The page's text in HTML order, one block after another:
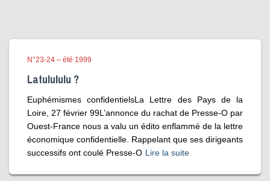
N°23-24 – été 1999
Latulululu ?
Euphémismes confidentielsLa Lettre des Pays de la
Loire, 27 février 99L’annonce du rachat de Presse‑O par
Ouest-France nous a valu un édito enflammé de la lettre
économique confidentielle. Rappelant que ses dirigeants
successifs ont coulé Presse‑O Lire la suite